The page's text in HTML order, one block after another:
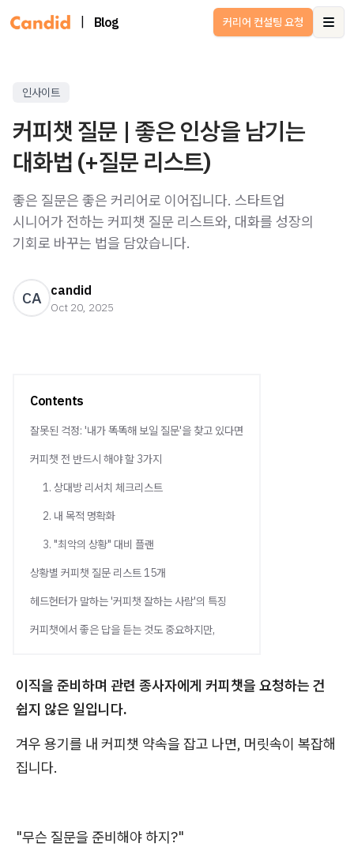
Blog 커리어 컨설팅 요청
인사이트
커피챗 질문 | 좋은 인상을 남기는
대화법 (+질문 리스트)
좋은 질문은 좋은 커리어로 이어집니다. 스타트업
시니어가 전하는 커피챗 질문 리스트와, 대화를 성장의
기회로 바꾸는 법을 담았습니다.
CA candid
Oct 20, 2025
Contents
잘못된 걱정: '내가 똑똑해 보일 질문'을 찾고 있다면
커피챗 전 반드시 해야 할 3가지
1. 상대방 리서치 체크리스트
2. 내 목적 명확화
3. "최악의 상황" 대비 플랜
상황별 커피챗 질문 리스트 15개
헤드헌터가 말하는 '커피챗 잘하는 사람'의 특징
커피챗에서 좋은 답을 듣는 것도 중요하지만,
이직을 준비하며 관련 종사자에게 커피챗을 요청하는 건
쉽지 않은 일입니다.
겨우 용기를 내 커피챗 약속을 잡고 나면, 머릿속이 복잡해
집니다.
"무슨 질문을 준비해야 하지?"